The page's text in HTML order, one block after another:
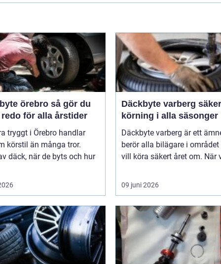
örebro så gör du
för alla årstider
tryggt i Örebro handlar
körstil än många tror.
däck, när de byts och hur
Däckbyte varberg säker
körning i alla säsonger
Däckbyte varberg är ett
berör alla bilägare i
vill köra säkert året om. När
09 juni 2026